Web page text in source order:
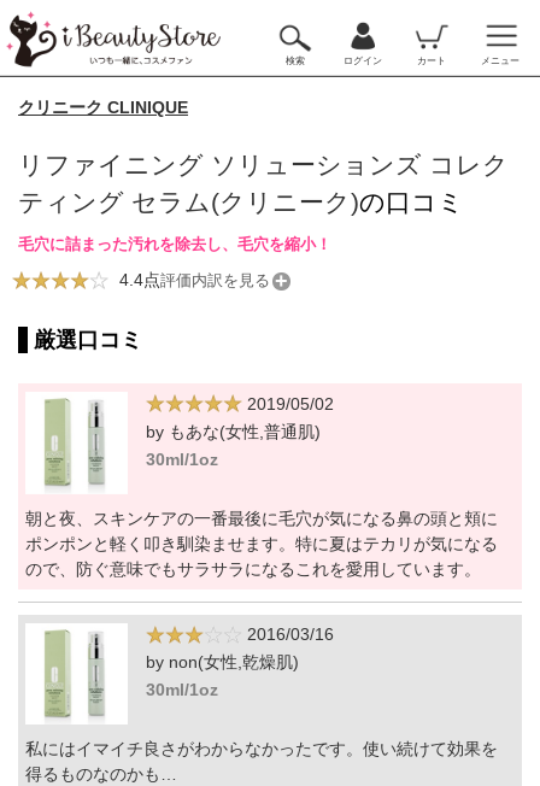
検索 ログイン カート メニュー
クリニーク CLINIQUE
リファイニング ソリューションズ コレク
ティング セラム(クリニーク)の口コミ
毛穴に詰まった汚れを除去し、毛穴を縮小！
4.4点評価内訳を見る
厳選口コミ
2019/05/02
by もあな(女性,普通肌)
30ml/1oz
朝と夜、スキンケアの一番最後に毛穴が気になる鼻の頭と頬に
ポンポンと軽く叩き馴染ませます。特に夏はテカリが気になる
ので、防ぐ意味でもサラサラになるこれを愛用しています。
2016/03/16
by non(女性,乾燥肌)
30ml/1oz
私にはイマイチ良さがわからなかったです。使い続けて効果を
得るものなのかも…